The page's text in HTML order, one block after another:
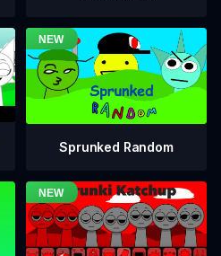
Sprunked Random